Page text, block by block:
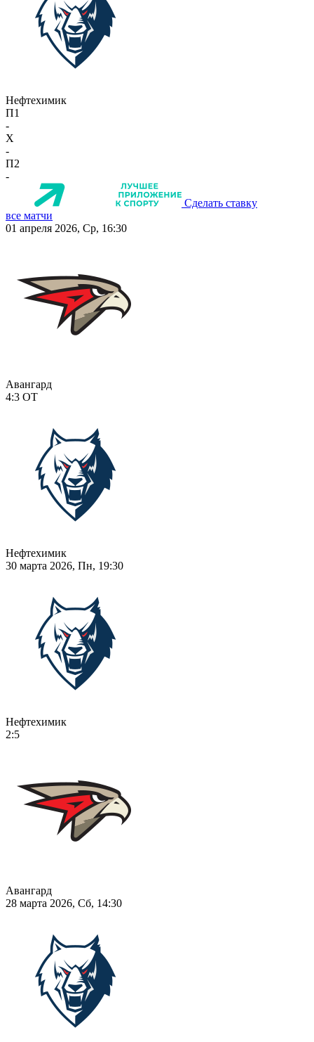
Нефтехимик
П1
-
X
-
П2
-
Сделать ставку
все матчи
01 апреля 2026, Ср, 16:30
Авангард
4:3 ОТ
Нефтехимик
30 марта 2026, Пн, 19:30
Нефтехимик
2:5
Авангард
28 марта 2026, Сб, 14:30